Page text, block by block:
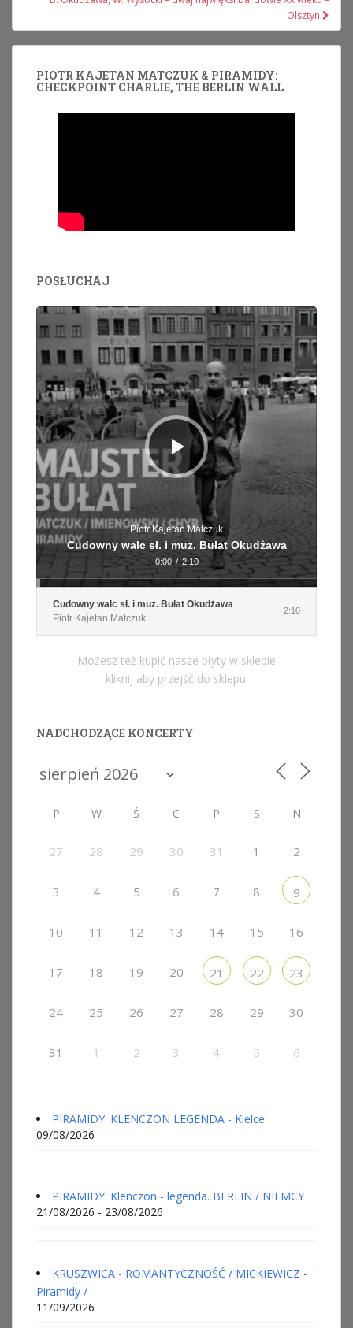
Olsztyn
PIOTR KAJETAN MATCZUK & PIRAMIDY:
CHECKPOINT CHARLIE, THE BERLIN WALL
POSŁUCHAJ
Odtwarzacz
dźwiękowych
Piotr Kajetan Matczuk
Cudowny walc sł. i muz. Bułat Okudżawa
0:00 / 2:10
Cudowny walc sł. i muz. Bułat Okudżawa
Piotr Kajetan Matczuk
2:10
Możesz też kupić nasze płyty w sklepie
kliknij aby przejść do sklepu.
NADCHODZĄCE KONCERTY
P W Ś C P S N
27 28 29 30 31 1 2
3 4 5 6 7 8 9
10 11 12 13 14 15 16
17 18 19 20 21 22 23
24 25 26 27 28 29 30
31 1 2 3 4 5 6
PIRAMIDY: KLENCZON LEGENDA - Kielce
09/08/2026
PIRAMIDY: Klenczon - legenda. BERLIN / NIEMCY
21/08/2026 - 23/08/2026
KRUSZWICA - ROMANTYCZNOŚĆ / MICKIEWICZ -
Piramidy /
11/09/2026